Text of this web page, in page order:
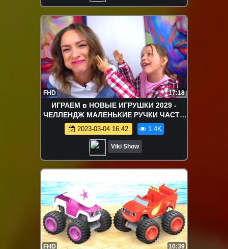
FHD 17:18
ИГРАЕМ в НОВЫЕ ИГРУШКИ 2029 -
ЧЕЛЛЕНДЖ МАЛЕНЬКИЕ РУЧКИ ЧАСТЬ
2 Попробуй Добраться до Еды Tiny
Hands Challenge / Вики Шоу
2023-03-04 16:42 1.4K
Viki Show
FHD 10:39